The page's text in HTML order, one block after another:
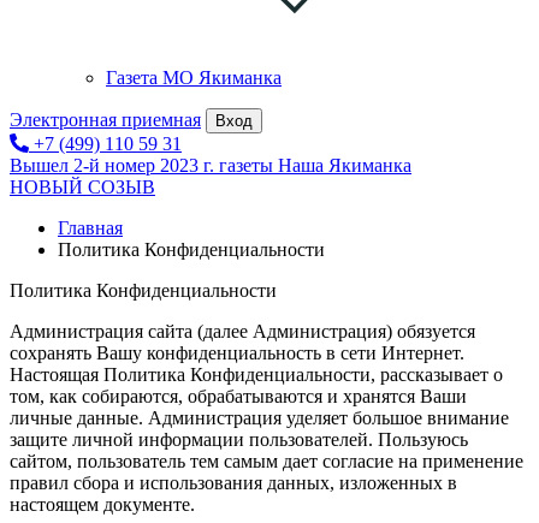
Газета МО Якиманка
Электронная приемная Вход
+7 (499) 110 59 31
Вышел 2-й номер 2023 г. газеты Наша Якиманка
НОВЫЙ СОЗЫВ
Главная
Политика Конфиденциальности
Политика Конфиденциальности
Администрация сайта (далее Администрация) обязуется
сохранять Вашу конфиденциальность в сети Интернет.
Настоящая Политика Конфиденциальности, рассказывает о
том, как собираются, обрабатываются и хранятся Ваши
личные данные. Администрация уделяет большое внимание
защите личной информации пользователей. Пользуюсь
сайтом, пользователь тем самым дает согласие на применение
правил сбора и использования данных, изложенных в
настоящем документе.